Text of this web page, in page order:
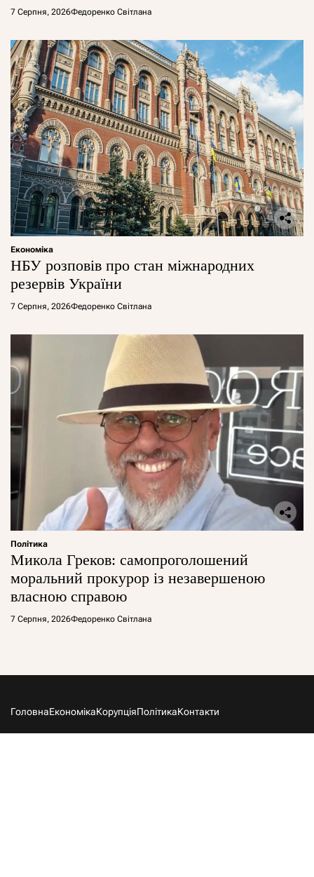
7 Серпня, 2026Федоренко Світлана
Економіка
НБУ розповів про стан міжнародних
резервів України
7 Серпня, 2026Федоренко Світлана
Політика
Микола Греков: самопроголошений
моральний прокурор із незавершеною
власною справою
7 Серпня, 2026Федоренко Світлана
ГоловнаЕкономікаКорупціяПолітикаКонтакти